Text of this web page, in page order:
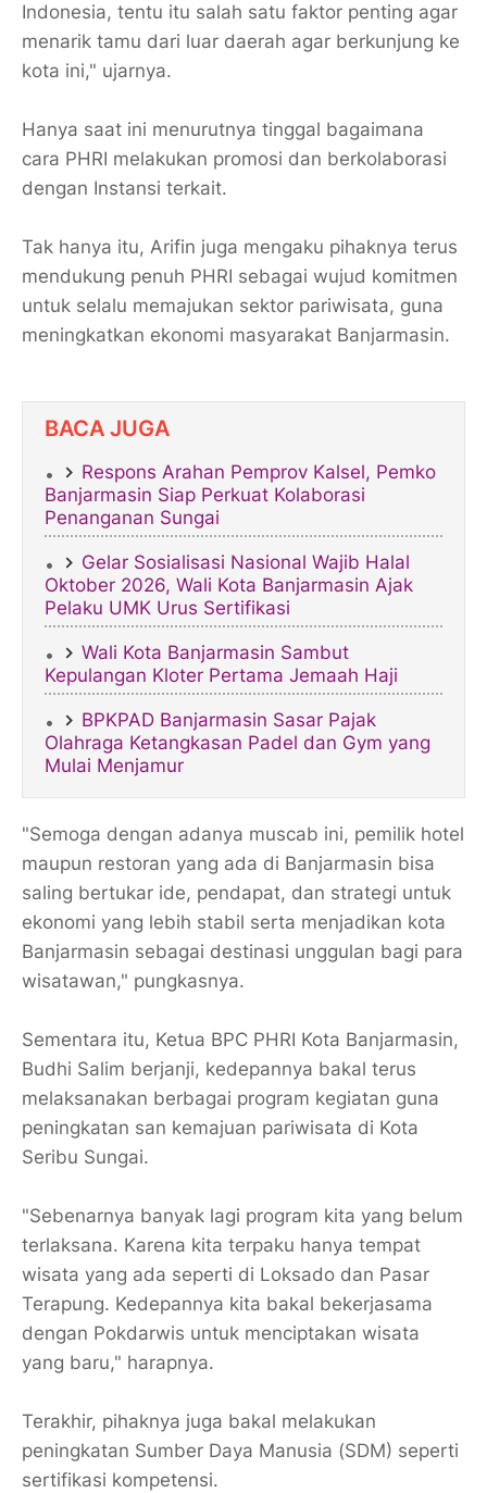
Indonesia, tentu itu salah satu faktor penting agar
menarik tamu dari luar daerah agar berkunjung ke
kota ini," ujarnya.
Hanya saat ini menurutnya tinggal bagaimana
cara PHRI melakukan promosi dan berkolaborasi
dengan Instansi terkait.
Tak hanya itu, Arifin juga mengaku pihaknya terus
mendukung penuh PHRI sebagai wujud komitmen
untuk selalu memajukan sektor pariwisata, guna
meningkatkan ekonomi masyarakat Banjarmasin.
BACA JUGA
Respons Arahan Pemprov Kalsel, Pemko
Banjarmasin Siap Perkuat Kolaborasi
Penanganan Sungai
Gelar Sosialisasi Nasional Wajib Halal
Oktober 2026, Wali Kota Banjarmasin Ajak
Pelaku UMK Urus Sertifikasi
Wali Kota Banjarmasin Sambut
Kepulangan Kloter Pertama Jemaah Haji​
BPKPAD Banjarmasin Sasar Pajak
Olahraga Ketangkasan Padel dan Gym yang
Mulai Menjamur
"Semoga dengan adanya muscab ini, pemilik hotel
maupun restoran yang ada di Banjarmasin bisa
saling bertukar ide, pendapat, dan strategi untuk
ekonomi yang lebih stabil serta menjadikan kota
Banjarmasin sebagai destinasi unggulan bagi para
wisatawan," pungkasnya.
Sementara itu, Ketua BPC PHRI Kota Banjarmasin,
Budhi Salim berjanji, kedepannya bakal terus
melaksanakan berbagai program kegiatan guna
peningkatan san kemajuan pariwisata di Kota
Seribu Sungai.
"Sebenarnya banyak lagi program kita yang belum
terlaksana. Karena kita terpaku hanya tempat
wisata yang ada seperti di Loksado dan Pasar
Terapung. Kedepannya kita bakal bekerjasama
dengan Pokdarwis untuk menciptakan wisata
yang baru," harapnya.
Terakhir, pihaknya juga bakal melakukan
peningkatan Sumber Daya Manusia (SDM) seperti
sertifikasi kompetensi.